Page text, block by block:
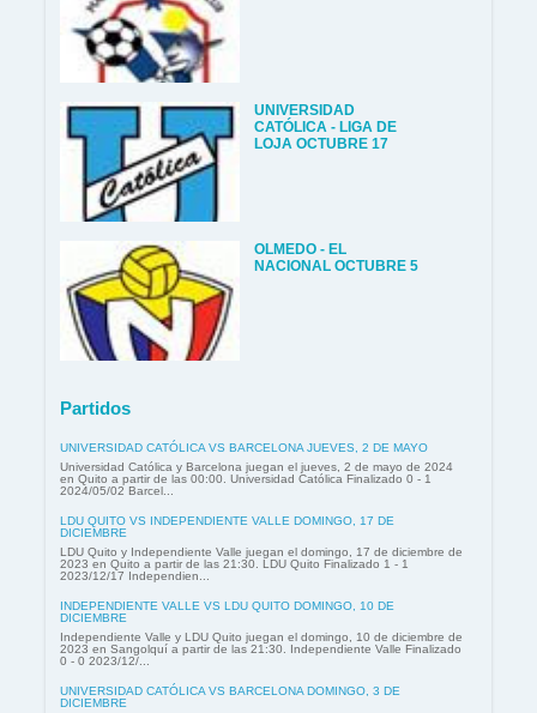
UNIVERSIDAD
CATÓLICA - LIGA DE
LOJA OCTUBRE 17
OLMEDO - EL
NACIONAL OCTUBRE 5
Partidos
UNIVERSIDAD CATÓLICA VS BARCELONA JUEVES, 2 DE MAYO
Universidad Católica y Barcelona juegan el jueves, 2 de mayo de 2024
en Quito a partir de las 00:00. Universidad Católica Finalizado 0 - 1
2024/05/02 Barcel...
LDU QUITO VS INDEPENDIENTE VALLE DOMINGO, 17 DE
DICIEMBRE
LDU Quito y Independiente Valle juegan el domingo, 17 de diciembre de
2023 en Quito a partir de las 21:30. LDU Quito Finalizado 1 - 1
2023/12/17 Independien...
INDEPENDIENTE VALLE VS LDU QUITO DOMINGO, 10 DE
DICIEMBRE
Independiente Valle y LDU Quito juegan el domingo, 10 de diciembre de
2023 en Sangolquí a partir de las 21:30. Independiente Valle Finalizado
0 - 0 2023/12/...
UNIVERSIDAD CATÓLICA VS BARCELONA DOMINGO, 3 DE
DICIEMBRE